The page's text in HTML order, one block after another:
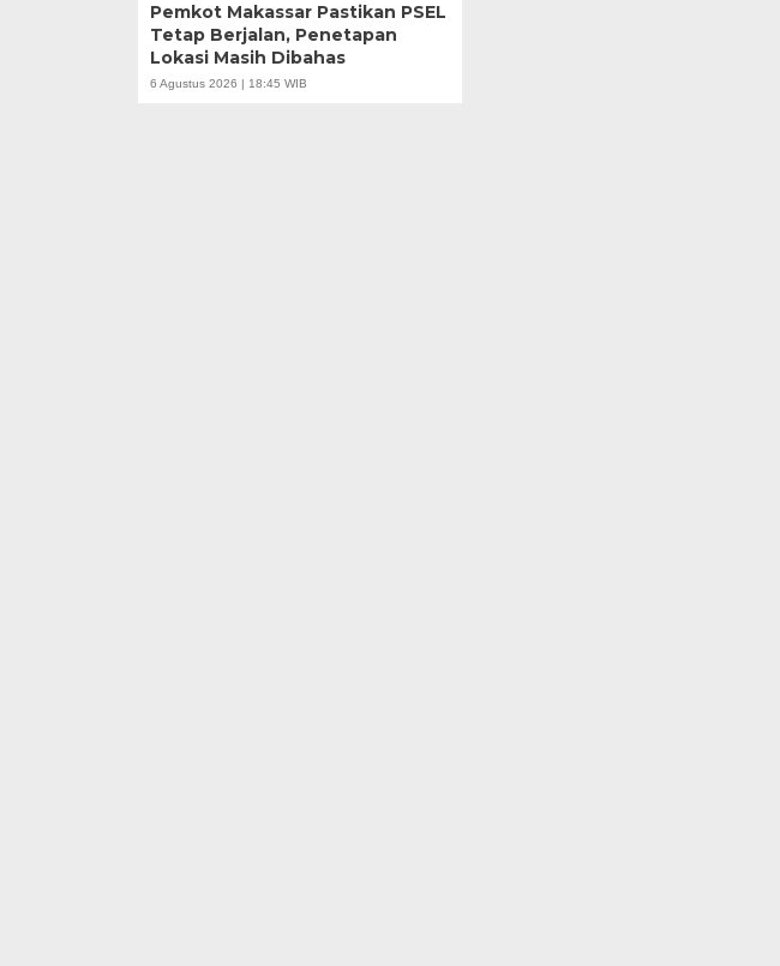
Pemkot Makassar Pastikan PSEL
Tetap Berjalan, Penetapan
Lokasi Masih Dibahas
6 Agustus 2026 | 18:45 WIB